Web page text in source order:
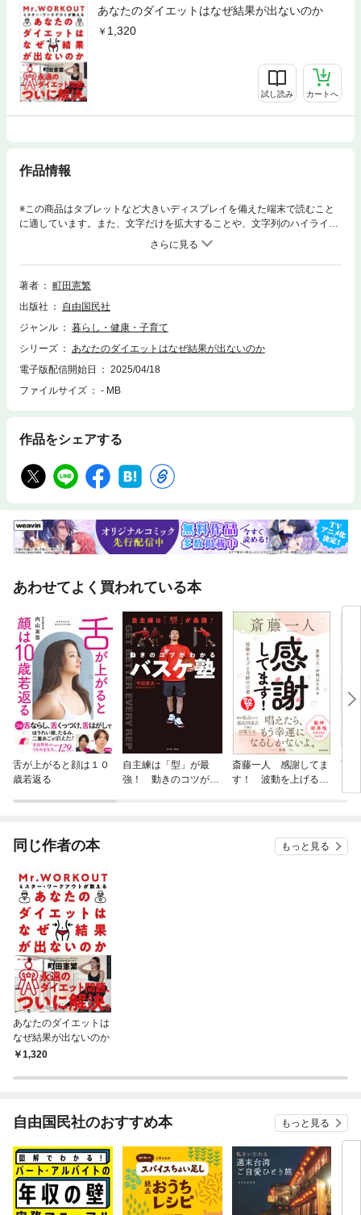
あなたのダイエットはなぜ結果が出ないのか
1,320
試し読み カートへ
作品情報
※この商品はタブレットなど大きいディスプレイを備えた端末で読むこと
に適しています。また、文字だけを拡大することや、文字列のハイライ
ト、検索、辞書の参照、引用などの機能が使用できません。永遠のダイエ
ット問題、ついに解決。目次Chapter1 「運動を伴わないダイエット」で
あなたは失敗するChapter2 「運動」してもあなたが失敗する理由Chapter
3 「ジムで筋トレ」してもあなたが失敗する理由Chapter4 筋トレダイエッ
著者
町田憲繁
出版社
自由国民社
ジャンル
暮らし・健康・子育て
シリーズ
あなたのダイエットはなぜ結果が出ないのか
電子版配信開始日
2025/04/18
ファイルサイズ
- MB
作品をシェアする
あわせてよく買われている本
舌が上がると顔は１０
歳若返る
自主練は「型」が最
強！ 動きのコツがわ
斎藤一人 感謝してま
す！ 波動を上げる奇
同じ作者の本 もっと見る
あなたのダイエットは
なぜ結果が出ないのか
1,320
自由国民社のおすすめ本 もっと見る